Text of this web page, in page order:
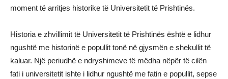
moment të arritjes historike të Universitetit të Prishtinës.
Historia e zhvillimit të Universitetit të Prishtinës është e lidhur
ngushtë me historinë e popullit tonë në gjysmën e shekullit të
kaluar. Një periudhë e ndryshimeve të mëdha nëpër të cilën
fati i universitetit ishte i lidhur ngushtë me fatin e popullit, sepse